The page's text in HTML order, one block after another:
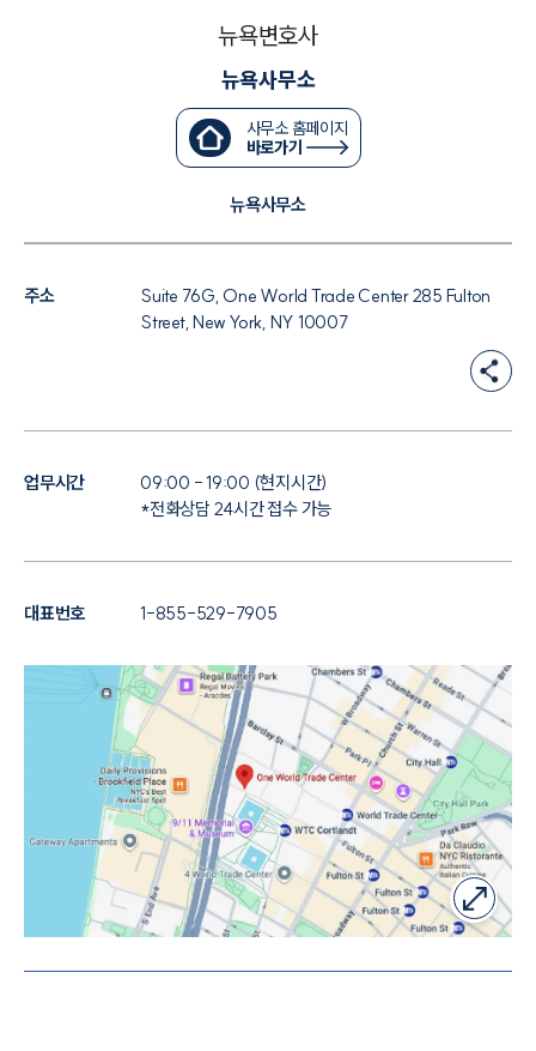
뉴스레터/브로슈어
세미나
대륜법률상담예약
대륜법률상담예약
인재채용
만화로 보는 사례
뉴욕변호사
뉴욕사무소
사무소 홈페이지
바로가기
뉴욕사무소
주소
Suite 76G, One World Trade Center 285 Fulton
Street, New York, NY 10007
업무시간
09:00 - 19:00 (현지시간)
*전화상담 24시간 접수 가능
대표번호 1-855-529-7905